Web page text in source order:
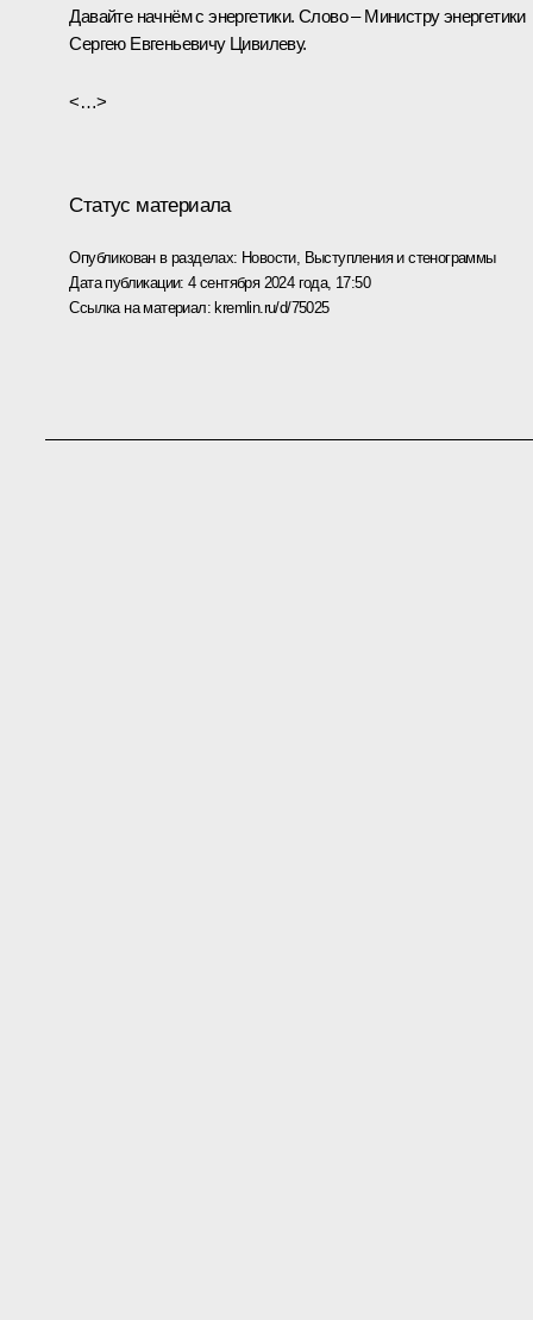
Давайте начнём с энергетики. Слово – Министру энергетики
Сергею Евгеньевичу Цивилеву.
<…>
Статус материала
Опубликован в разделах: Новости, Выступления и стенограммы
Дата публикации:4 сентября 2024 года, 17:50
Ссылка на материал: kremlin.ru/d/75025